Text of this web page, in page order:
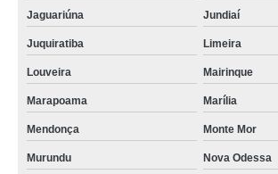
Jaguariúna Jundiaí
Juquiratiba Limeira
Louveira Mairinque
Marapoama Marília
Mendonça Monte Mor
Murundu Nova Odessa